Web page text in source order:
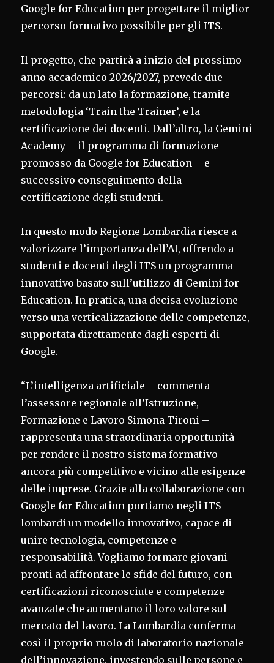
Google for Education per progettare il miglior
percorso formativo possibile per gli ITS.
Il progetto, che partirà a inizio del prossimo
anno accademico 2026/2027, prevede due
percorsi: da un lato la formazione, tramite
metodologia ‘Train the Trainer’, e la
certificazione dei docenti. Dall’altro, la Gemini
Academy – il programma di formazione
promosso da Google for Education – e
successivo conseguimento della
certificazione degli studenti.
In questo modo Regione Lombardia riesce a
valorizzare l’importanza dell’AI, offrendo a
studenti e docenti degli ITS un programma
innovativo basato sull’utilizzo di Gemini for
Education. In pratica, una decisa evoluzione
verso una verticalizzazione delle competenze,
supportata direttamente dagli esperti di
Google.
“L’intelligenza artificiale – commenta
l’assessore regionale all’Istruzione,
Formazione e Lavoro Simona Tironi –
rappresenta una straordinaria opportunità
per rendere il nostro sistema formativo
ancora più competitivo e vicino alle esigenze
delle imprese. Grazie alla collaborazione con
Google for Education portiamo negli ITS
lombardi un modello innovativo, capace di
unire tecnologia, competenze e
responsabilità. Vogliamo formare giovani
pronti ad affrontare le sfide del futuro, con
certificazioni riconosciute e competenze
avanzate che aumentano il loro valore sul
mercato del lavoro. La Lombardia conferma
così il proprio ruolo di laboratorio nazionale
dell’innovazione, investendo sulle persone e